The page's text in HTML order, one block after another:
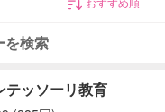
を検索
テッソーリ教育